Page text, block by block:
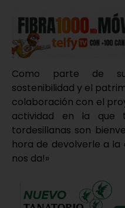
Como parte de
sostenibilidad y el
colaboración con el
actividad en la que
tordesillanas son
hora de devolverle a
nos da!»